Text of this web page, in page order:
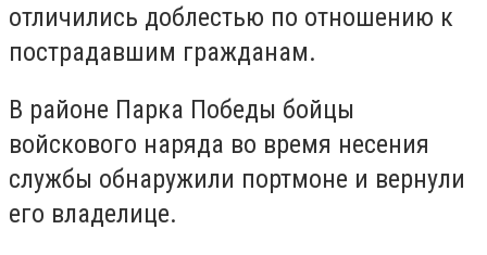
отличились доблестью по отношению к
пострадавшим гражданам.
В районе Парка Победы бойцы
войскового наряда во время несения
службы обнаружили портмоне и вернули
его владелице.